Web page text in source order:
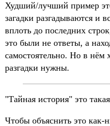
Худший/лучший пример
загадки разгадываются и
вплоть до последних
это были не ответы, а
самостоятельно. Но в нём
разгадки нужны.
"Тайная история" это
Чтобы объяснить это как-